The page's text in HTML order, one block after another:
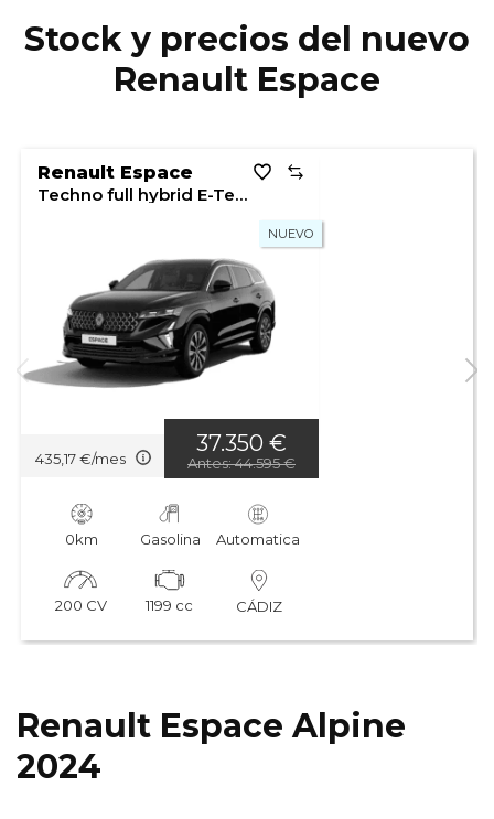
Stock y precios del nuevo
Renault Espace
Renault Espace
Techno full hybrid E-Tech 200 (147kw) 7 plazas
NUEVO
435,17 €/mes
37.350 €
Antes: 44.595 €
0km Gasolina Automatica
200 CV 1199 cc CÁDIZ
Renault Espace Alpine
2024